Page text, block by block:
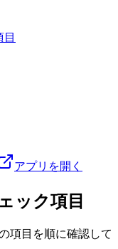
アプリを開く
ック項目
項目を順に確認して